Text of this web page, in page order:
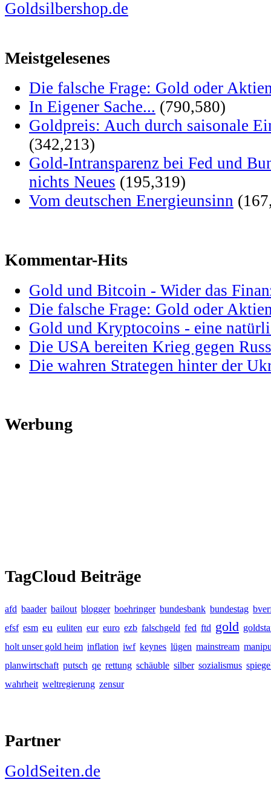
Meistgelesenes
Die falsche Frage: Gold oder
In Eigener Sache... (790,580)
Goldpreis: Auch durch saisonale
(342,213)
Gold-Intransparenz bei Fed und
nichts Neues (195,319)
Vom deutschen Energieunsinn
Kommentar-Hits
Gold und Bitcoin - Wider das
Die falsche Frage: Gold oder
Gold und Kryptocoins - eine
Die USA bereiten Krieg gegen
Die wahren Strategen hinter der
Werbung
TagCloud Beiträge
afd baader bailout blogger boehringer bundesbank bundestag
efsf esm eu euliten eur euro ezb falschgeld fed ftd gold
holt unser gold heim inflation iwf keynes lügen mainstream
planwirtschaft putsch qe rettung schäuble silber sozialismus
wahrheit weltregierung zensur
Partner
GoldSeiten.de